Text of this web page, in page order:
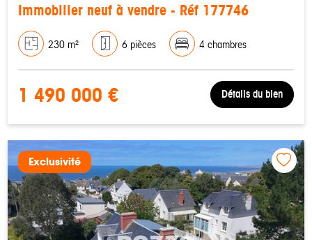
Immobilier neuf à vendre - Réf 177746
230 m² 6 pièces 4 chambres
1 490 000 € Détails du bien
Exclusivité